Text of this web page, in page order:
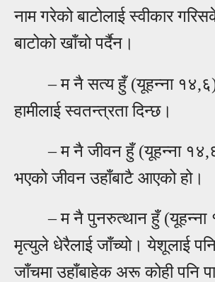
नाम गरेको बाटोलाई स्वीकार
बाटोको खाँचो पर्दैन।
– म नैसत्य हुँ (यूहन्ना
हामीलाई स्वतन्त्रता दिन्छ।
–म नै जीवन हुँ (यूहन्ना
भएको जीवन उहाँबाटै आएको हो।
–म नै पुनरुत्थान हुँ (यूहन्ना
मृत्युले धेरैलाई जाँच्यो। येशूलाई
जाँचमा उहाँबाहेक अरू कोही पनि